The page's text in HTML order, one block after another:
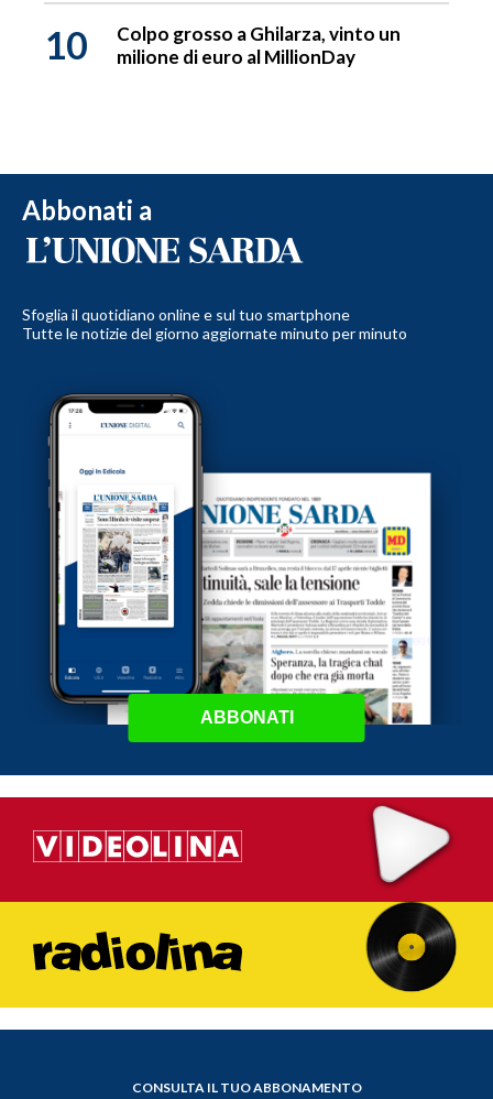
10
Colpo grosso a Ghilarza, vinto un
milione di euro al MillionDay
Abbonati a
Sfoglia il quotidiano online e sul tuo smartphone
Tutte le notizie del giorno aggiornate minuto per minuto
ABBONATI
CONSULTA IL TUO ABBONAMENTO